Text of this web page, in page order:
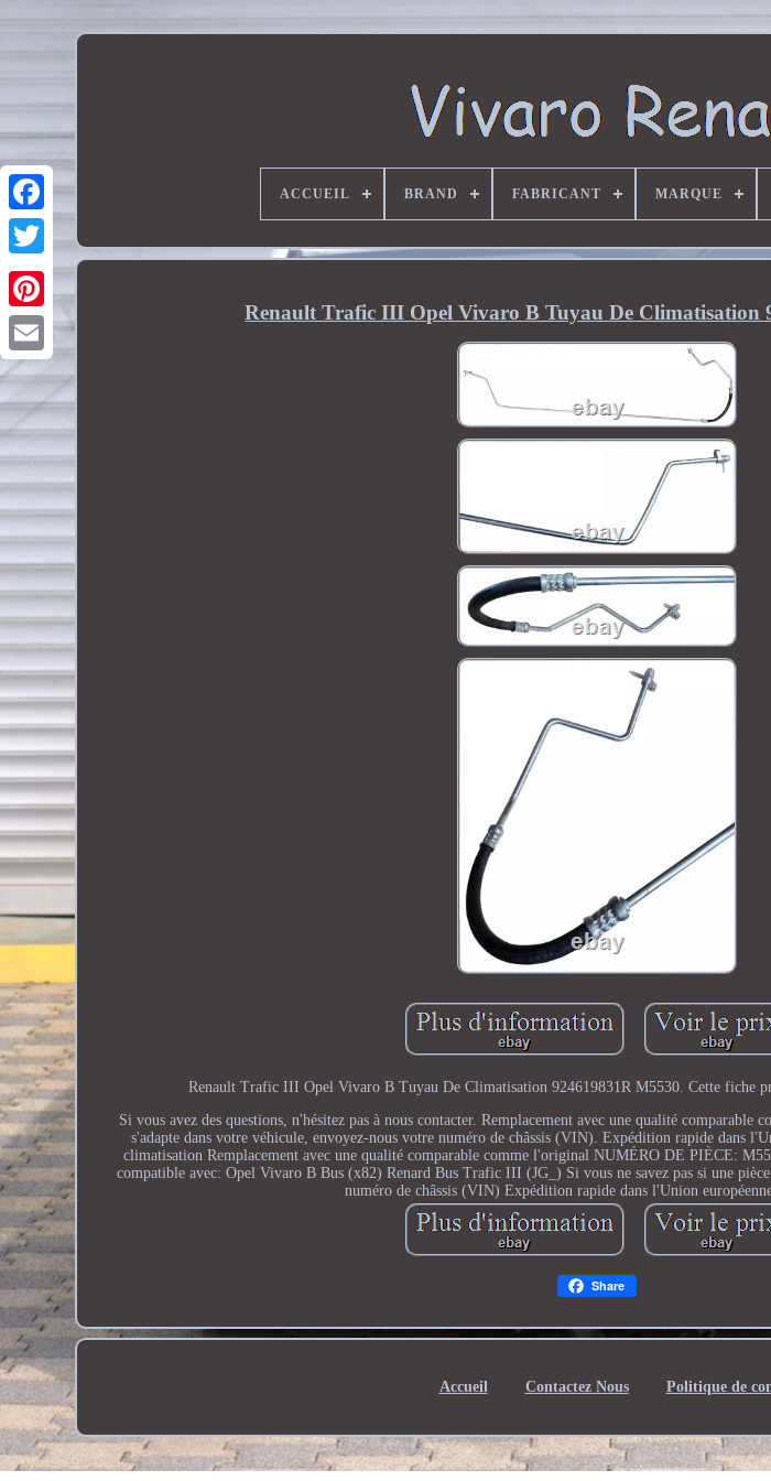
ACCUEIL BRAND FABRICANT MARQUE
Renault Trafic III Opel Vivaro B Tuyau De Climatisation
Renault Trafic III Opel Vivaro B Tuyau De Climatisation 924619831R M5530. Cette fiche
Si vous avez des questions, n'hésitez pas à nous contacter. Remplacement avec une qualité comparable
s'adapte dans votre véhicule, envoyez-nous votre numéro de châssis (VIN). Expédition rapide dans
climatisation Remplacement avec une qualité comparable comme l'original NUMÉRO DE PIÈCE:
compatible avec: Opel Vivaro B Bus (x82) Renard Bus Trafic III (JG_) Si vous ne savez pas si une
numéro de châssis (VIN) Expédition rapide dans l'Union
Share
Accueil Contactez Nous Politique de